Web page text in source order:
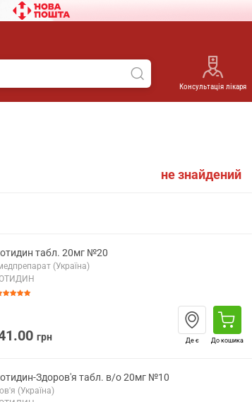
Консультація лікаря
не знайдений
табл. 20мг №20
(Україна)
грн Де є До кошика
Здоров'я табл. в/о 20мг №10
(Україна)